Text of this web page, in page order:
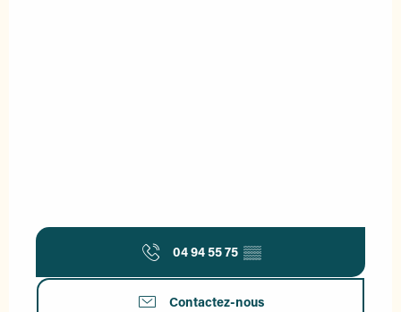
04 94 55 75 ▒▒
Contactez-nous